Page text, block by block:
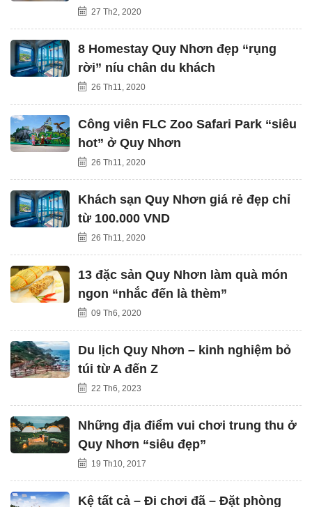
27 Th2, 2020
8 Homestay Quy Nhơn đẹp “rụng
rời” níu chân du khách
26 Th11, 2020
Công viên FLC Zoo Safari Park “siêu
hot” ở Quy Nhơn
26 Th11, 2020
Khách sạn Quy Nhơn giá rẻ đẹp chỉ
từ 100.000 VND
26 Th11, 2020
13 đặc sản Quy Nhơn làm quà món
ngon “nhắc đến là thèm”
09 Th6, 2020
Du lịch Quy Nhơn – kinh nghiệm bỏ
túi từ A đến Z
22 Th6, 2023
Những địa điểm vui chơi trung thu ở
Quy Nhơn “siêu đẹp”
19 Th10, 2017
Kệ tất cả – Đi chơi đã – Đặt phòng